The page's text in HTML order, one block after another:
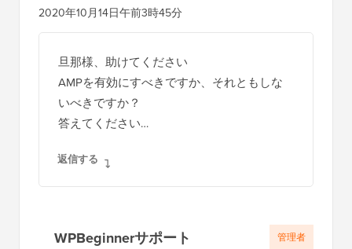
2020年10月14日午前3時45分
旦那様、助けてください
AMPを有効にすべきですか、それともしな
いべきですか？
答えてください…
返信する
WPBeginnerサポート 管理者